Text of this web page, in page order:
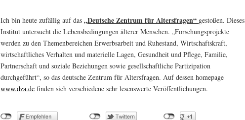
Ich bin heute zufällig auf das „Deutsche Zentrum für Altersfragen“ gestoßen. Dieses
Institut untersucht die Lebensbedingungen älterer Menschen. „Forschungsprojekte
werden zu den Themenbereichen Erwerbsarbeit und Ruhestand, Wirtschaftskraft,
wirtschaftliches Verhalten und materielle Lagen, Gesundheit und Pflege, Familie,
Partnerschaft und soziale Beziehungen sowie gesellschaftliche Partizipation
durchgeführt“, so das deutsche Zentrum für Altersfragen. Auf dessen homepage
www.dza.de finden sich verschiedene sehr lesenswerte Veröffentlichungen.